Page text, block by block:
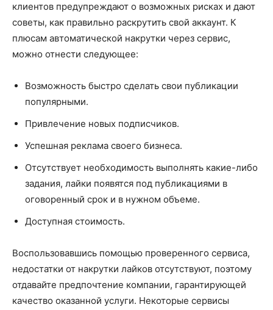
клиентов предупреждают о возможных рисках и дают
советы, как правильно раскрутить свой аккаунт. К
плюсам автоматической накрутки через сервис,
можно отнести следующее:
Возможность быстро сделать свои публикации
популярными.
Привлечение новых подписчиков.
Успешная реклама своего бизнеса.
Отсутствует необходимость выполнять какие-либо
задания, лайки появятся под публикациями в
оговоренный срок и в нужном объеме.
Доступная стоимость.
Воспользовавшись помощью проверенного сервиса,
недостатки от накрутки лайков отсутствуют, поэтому
отдавайте предпочтение компании, гарантирующей
качество оказанной услуги. Некоторые сервисы